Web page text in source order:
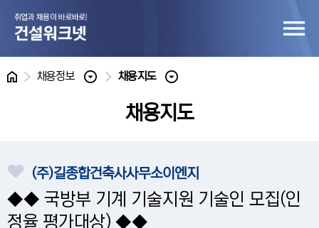
홈 채용정보 채용지도
채용지도
(주)길종합건축사사무소이엔지
◆◆ 국방부 기계 기술지원 기술인 모집(인
정율 평가대상) ◆◆